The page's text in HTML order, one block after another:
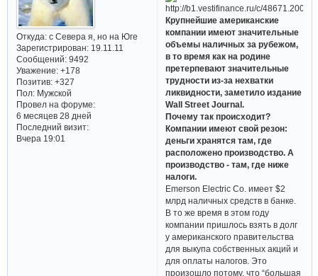
Откуда:с Севера я, но на Юге
Зарегистрирован: 19.11.11
Сообщений:9492
Уважение: +178
Позитив: +327
Пол:Мужской
Провел на форуме:
6 месяцев 28 дней
Последний визит:
Вчера 19:01
Крупнейшие американские
компании имеют значительные
объемы наличных за рубежом,
в то время как на родине
претерпевают значительные
трудности из-за нехватки
ликвидности, заметило издание
Wall Street Journal.
Почему так происходит?
Компании имеют свой резон:
деньги хранятся там, где
расположено производство. А
производство - там, где ниже
налоги.
Emerson Electric Co. имеет $2
млрд наличных средств в банке.
В то же время в этом году
компании пришлось взять в долг
у американского правительства
для выкупа собственных акций и
для оплаты налогов. Это
произошло потому, что “большая